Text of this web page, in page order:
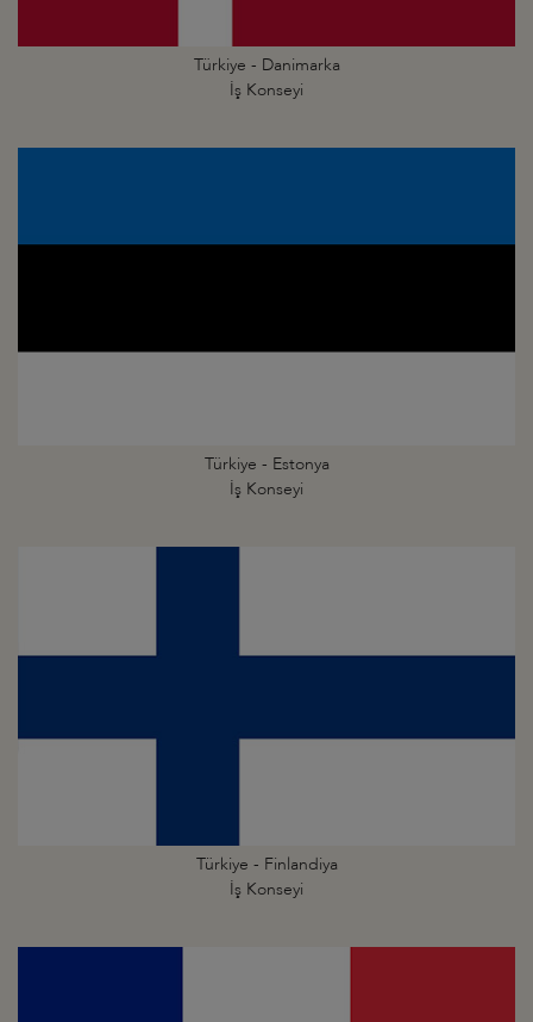
Türkiye - Danimarka
İş Konseyi
Türkiye - Estonya
İş Konseyi
Türkiye - Finlandiya
İş Konseyi